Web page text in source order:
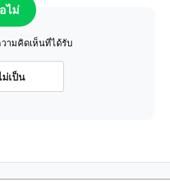
ไม่
ามคิดเห็นที่ได้รับ
ม่เป็น